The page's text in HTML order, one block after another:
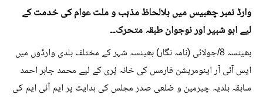
وارڈ نمبر چھبیس میں بلالحاظ مذہب و ملت عوام کی خدمت کے
لیے ابو شبیر اور نوجوان طبقہ متحرک۔۔
بھینسہ 8/جولائی (نامہ نگار) بھینسہ شہر کے مختلف بلدی وارڈوں میں
ایس آئی آر اینومریشن فارمس کی خانہ پُری کے لیے محمد جابر احمد
سابقہ بلدیہ چیرمین و ضلعی صدر مجلس کی ہدایت پر ایم آئی ایم کی